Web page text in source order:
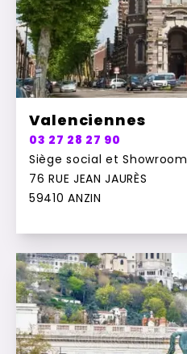
Valenciennes
03 27 28 27 90
Siège social et Showroom
76 RUE JEAN JAURÈS
59410 ANZIN